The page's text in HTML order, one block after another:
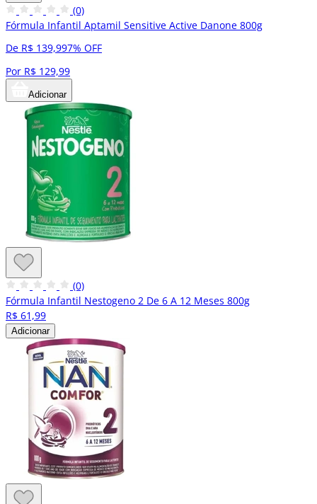
(0)
Fórmula Infantil Aptamil Sensitive Active Danone 800g
De R$ 139,997% OFF
Por R$ 129,99
Adicionar
(0)
Fórmula Infantil Nestogeno 2 De 6 A 12 Meses 800g
R$ 61,99
Adicionar